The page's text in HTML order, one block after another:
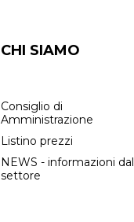
CHI SIAMO
Consiglio di
Amministrazione
Listino prezzi
NEWS - informazioni dal
settore